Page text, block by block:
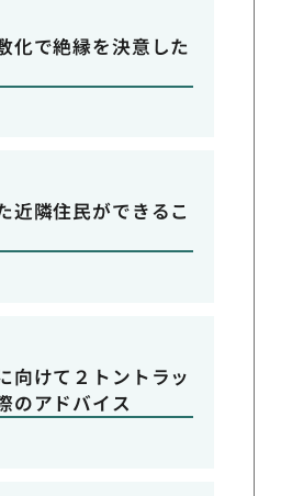
化で絶縁を決意した
近隣住民ができるこ
向けて２トントラッ
のアドバイス